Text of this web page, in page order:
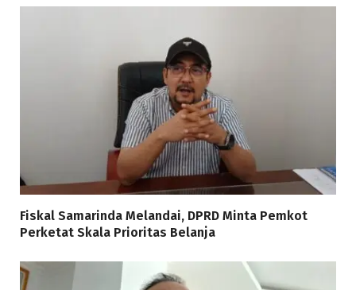
Fiskal Samarinda Melandai, DPRD Minta Pemkot
Perketat Skala Prioritas Belanja